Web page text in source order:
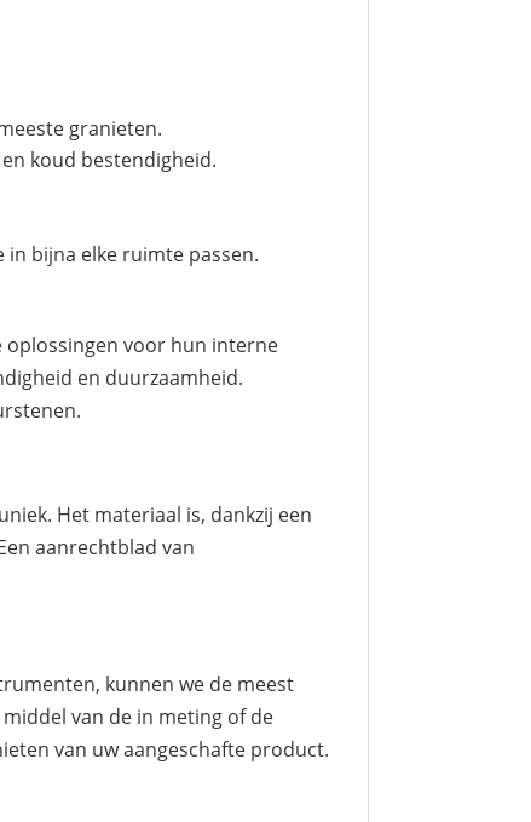
granieten.
koud bestendigheid.
in bijna elke ruimte passen.
voor hun interne
en duurzaamheid.
Het materiaal is, dankzij een
aanrechtblad van
kunnen we de meest
van de in meting of de
van uw aangeschafte product.